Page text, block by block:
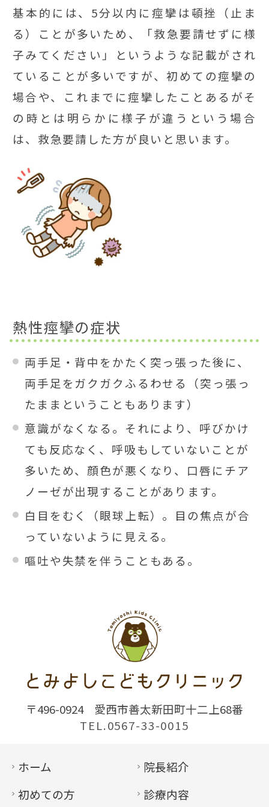
基本的には、5分以内に痙攣は頓挫（止ま
る）ことが多いため、「救急要請せずに様
子みてください」というような記載がされ
ていることが多いですが、初めての痙攣の
場合や、これまでに痙攣したことあるがそ
の時とは明らかに様子が違うという場合
は、救急要請した方が良いと思います。
熱性痙攣の症状
両手足・背中をかたく突っ張った後に、
両手足をガクガクふるわせる（突っ張っ
たままということもあります）
意識がなくなる。それにより、呼びかけ
ても反応なく、呼吸もしていないことが
多いため、顔色が悪くなり、口唇にチア
ノーゼが出現することがあります。
白目をむく（眼球上転）。目の焦点が合
っていないように見える。
嘔吐や失禁を伴うこともある。
〒496-0924
愛西市善太新田町十二上68番
TEL.0567-33-0015
ホーム
院長紹介
初めての方
診療内容